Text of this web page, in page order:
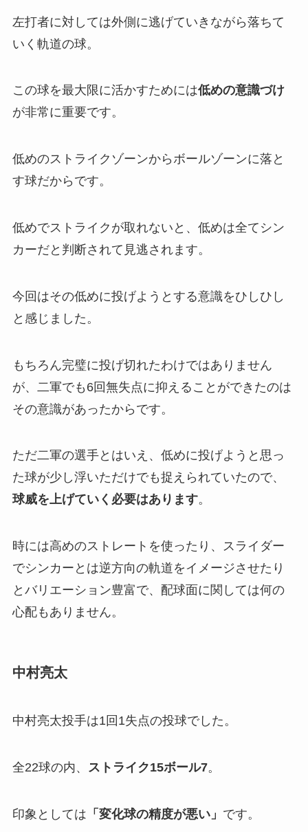
左打者に対しては外側に逃げていきながら落ちて
いく軌道の球。
この球を最大限に活かすためには低めの意識づけ
が非常に重要です。
低めのストライクゾーンからボールゾーンに落と
す球だからです。
低めでストライクが取れないと、低めは全てシン
カーだと判断されて見逃されます。
今回はその低めに投げようとする意識をひしひし
と感じました。
もちろん完璧に投げ切れたわけではありません
が、二軍でも6回無失点に抑えることができたのは
その意識があったからです。
ただ二軍の選手とはいえ、低めに投げようと思っ
た球が少し浮いただけでも捉えられていたので、
球威を上げていく必要はあります。
時には高めのストレートを使ったり、スライダー
でシンカーとは逆方向の軌道をイメージさせたり
とバリエーション豊富で、配球面に関しては何の
心配もありません。
中村亮太
中村亮太投手は1回1失点の投球でした。
全22球の内、 ストライク15ボール7。
印象としては 「 変化球の精度が悪い」 です。